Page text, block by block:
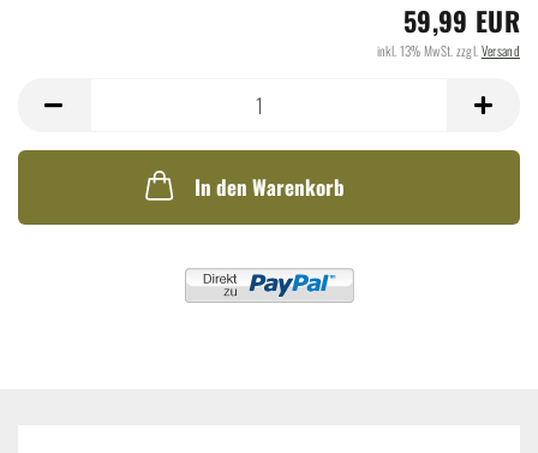
59,99 EUR
inkl. 13% MwSt. zzgl. Versand
In den Warenkorb